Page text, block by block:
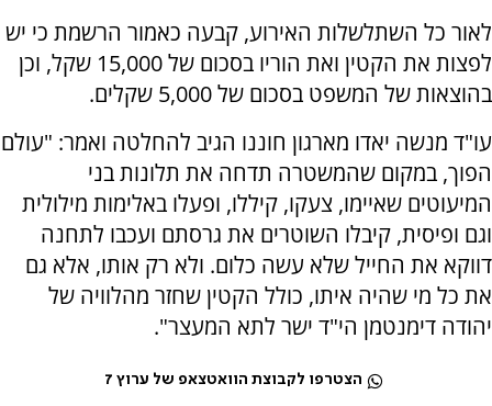
לאור כל השתלשלות האירוע, קבעה כאמור הרשמת כי יש
לפצות את הקטין ואת הוריו בסכום של 15,000 שקל, וכן
בהוצאות של המשפט בסכום של 5,000 שקלים.
עו"ד מנשה יאדו מארגון חוננו הגיב להחלטה ואמר: "עולם
הפוך, במקום שהמשטרה תדחה את תלונות בני
המיעוטים שאיימו, צעקו, קיללו, ופעלו באלימות מילולית
וגם ופיסית, קיבלו השוטרים את גרסתם ועכבו לתחנה
דווקא את החייל שלא עשה כלום. ולא רק אותו, אלא גם
את כל מי שהיה איתו, כולל הקטין שחזר מהלוויה של
יהודה דימנטמן הי"ד ישר לתא המעצר".
הצטרפו לקבוצת הוואטצאפ של ערוץ 7